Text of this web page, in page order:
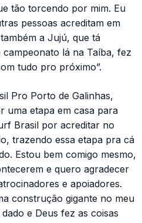
tão torcendo por mim. Eu
pessoas acreditam em
a Jujú, que tá
lá na Taíba, fez
tudo pro próximo”.
Pro Porto de Galinhas,
uma etapa em casa para
Brasil por acreditar no
trazendo essa etapa pra cá
Estou bem comigo mesmo,
e quero agradecer
e apoiadores.
construção gigante no meu
e Deus fez as coisas